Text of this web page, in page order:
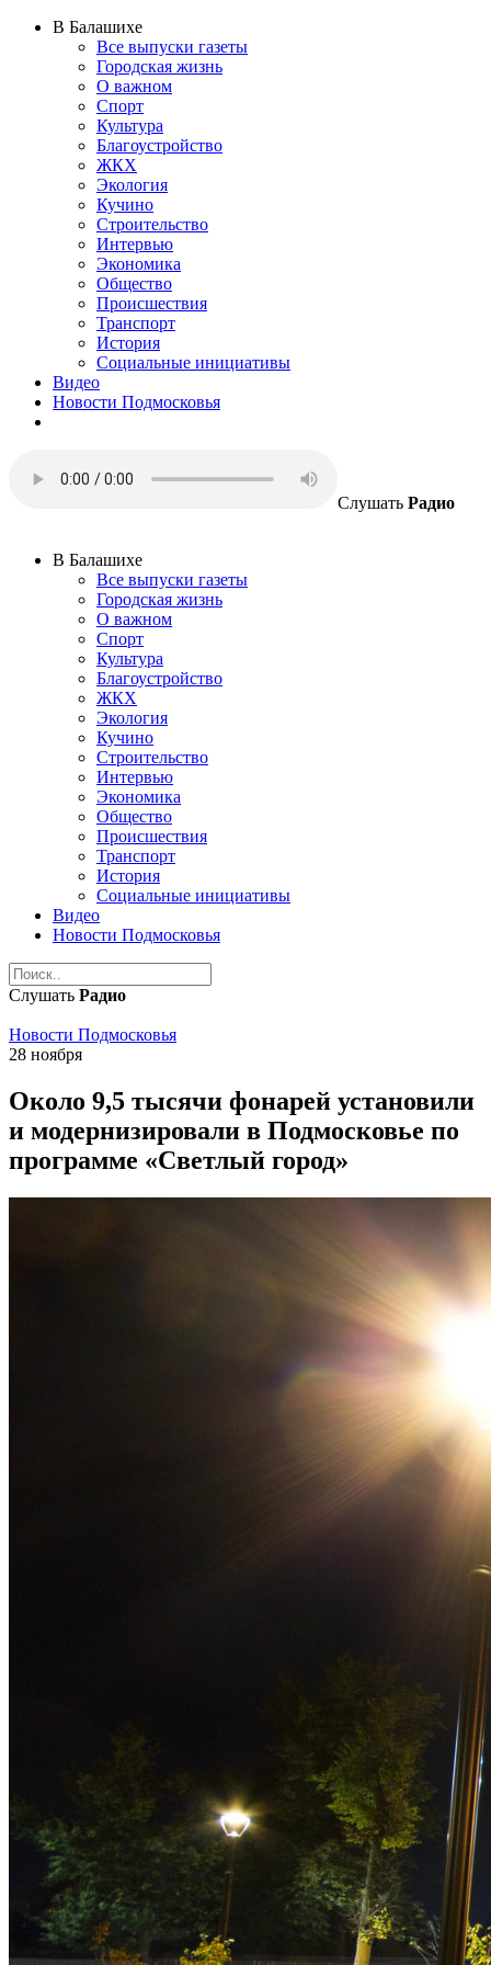
В Балашихе
Все выпуски газеты
Городская жизнь
О важном
Спорт
Культура
Благоустройство
ЖКХ
Экология
Кучино
Строительство
Интервью
Экономика
Общество
Происшествия
Транспорт
История
Социальные инициативы
Видео
Новости Подмосковья
Слушать Радио
В Балашихе
Все выпуски газеты
Городская жизнь
О важном
Спорт
Культура
Благоустройство
ЖКХ
Экология
Кучино
Строительство
Интервью
Экономика
Общество
Происшествия
Транспорт
История
Социальные инициативы
Видео
Новости Подмосковья
Слушать Радио
Новости Подмосковья
28 ноября
Около 9,5 тысячи фонарей установили
и модернизировали в Подмосковье по
программе «Светлый город»